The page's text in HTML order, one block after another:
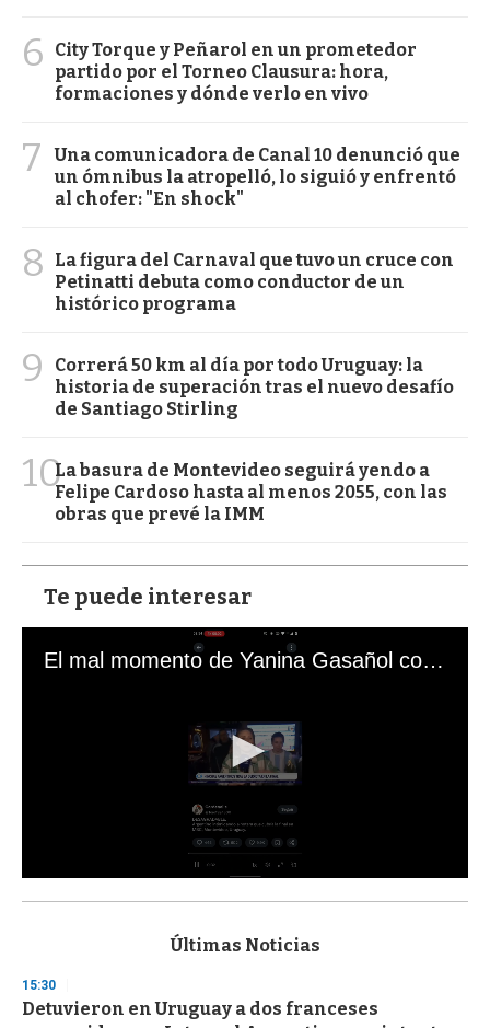
6
City Torque y Peñarol en un prometedor
partido por el Torneo Clausura: hora,
formaciones y dónde verlo en vivo
7
Una comunicadora de Canal 10 denunció que
un ómnibus la atropelló, lo siguió y enfrentó
al chofer: "En shock"
8
La figura del Carnaval que tuvo un cruce con
Petinatti debuta como conductor de un
histórico programa
9
Correrá 50 km al día por todo Uruguay: la
historia de superación tras el nuevo desafío
de Santiago Stirling
10La basura de Montevideo seguirá yendo a
Felipe Cardoso hasta al menos 2055, con las
obras que prevé la IMM
Te puede interesar
El mal momento de Yanina Gasañol con un hincha argentino en "Subrayado"
s
d
s
Últimas Noticias
15:30
Detuvieron en Uruguay a dos franceses